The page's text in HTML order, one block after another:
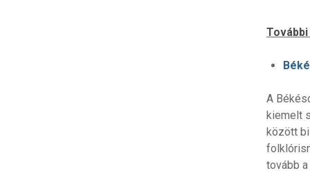
A
kiemelt
között
tovább